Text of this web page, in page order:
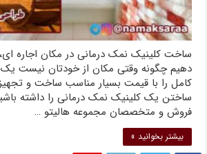
ساخت کلینیک نمک درمانی در مکان اجاره
دهیم چگونه وقتی مکان از خودتان نیست
کامل را با قیمت بسیار مناسب ساخت و
ساختن یک کلینیک نمک درمانی را داشته
فروش و متخصصان مجموعه هالیتو …
بیشتر بخوانید »